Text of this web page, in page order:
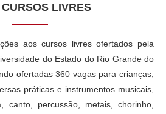
LIVRES
aos cursos livres ofertados pela
do Estado do Rio Grande do
ofertadas 360 vagas para crianças,
práticas e instrumentos musicais,
canto, percussão, metais, chorinho,